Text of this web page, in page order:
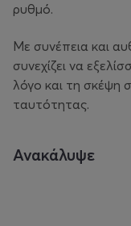
ρυθμό.
Με συνέπεια και
συνεχίζει να
λόγο και τη σκέψη
ταυτότητας.
Ανακάλυψε